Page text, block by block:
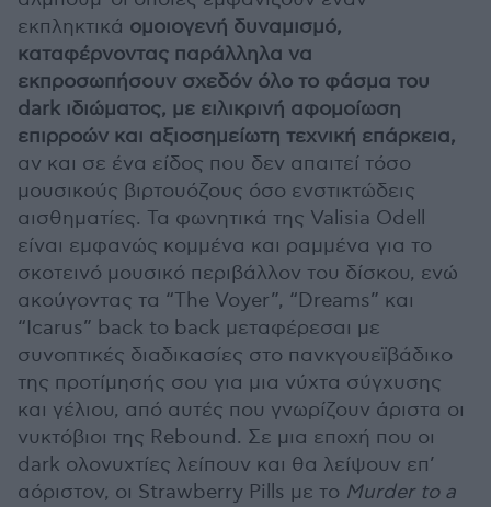
εκπληκτικά ομοιογενή δυναμισμό,
καταφέρνοντας παράλληλα να
εκπροσωπήσουν σχεδόν όλο το φάσμα του
dark ιδιώματος, με ειλικρινή αφομοίωση
επιρροών και αξιοσημείωτη τεχνική επάρκεια,
αν και σε ένα είδος που δεν απαιτεί τόσο
μουσικούς βιρτουόζους όσο ενστικτώδεις
αισθηματίες. Τα φωνητικά της Valisia Odell
είναι εμφανώς κομμένα και ραμμένα για το
σκοτεινό μουσικό περιβάλλον του δίσκου, ενώ
ακούγοντας τα “The Voyer”, “Dreams” και
“Icarus” back to back μεταφέρεσαι με
συνοπτικές διαδικασίες στο πανκγουεϊβάδικο
της προτίμησής σου για μια νύχτα σύγχυσης
και γέλιου, από αυτές που γνωρίζουν άριστα οι
νυκτόβιοι της Rebound. Σε μια εποχή που οι
dark ολονυχτίες λείπουν και θα λείψουν επ’
αόριστον, οι Strawberry Pills με το Murder to a